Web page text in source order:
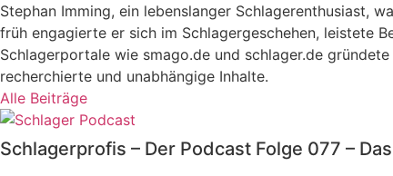
Stephan Imming, ein lebenslanger Schlagerenthusiast,
früh engagierte er sich im Schlagergeschehen, leistete
Schlagerportale wie smago.de und schlager.de
recherchierte und unabhängige Inhalte.
Alle Beiträge
Schlagerprofis – Der Podcast Folge 077 –